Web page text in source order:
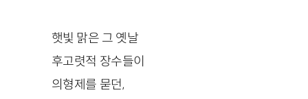
햇빛 맑은 그 옛날
후고렷적 장수들이
의형제를 묻던,